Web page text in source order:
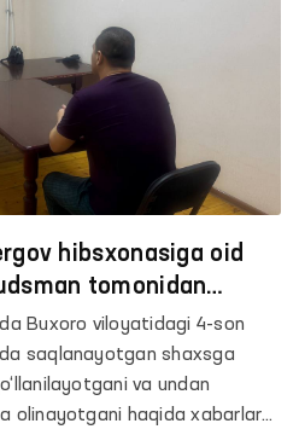
800 nafardan ortiq o‘quvchi
hibsxonasiga oid
tomonidan
Buxoro viloyatidagi 4-son
saqlanayotgan shaxsga
va undan
olinayotgani haqida xabarlar